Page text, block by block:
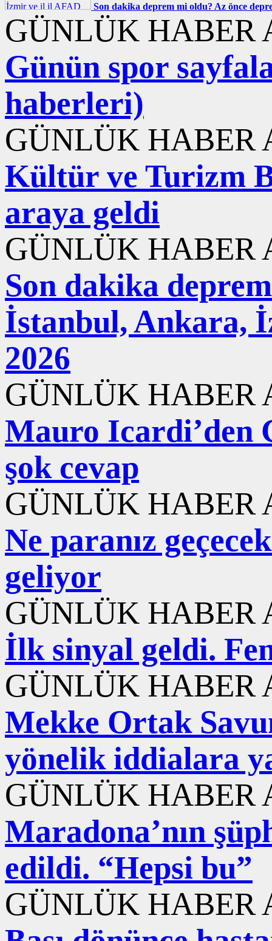
Son dakika deprem mi oldu? Az önce
GÜNLÜK HABER
Günün spor
haberleri)
GÜNLÜK HABER
Kültür ve Turizm
araya geldi
GÜNLÜK HABER
Son dakika
İstanbul, Ankara,
2026
GÜNLÜK HABER
Mauro Icardi’den
şok cevap
GÜNLÜK HABER
Ne paranız
geliyor
GÜNLÜK HABER
İlk sinyal geldi.
GÜNLÜK HABER
Mekke Ortak
yönelik iddialara
GÜNLÜK HABER
Maradona’nın
edildi. “Hepsi bu”
GÜNLÜK HABER